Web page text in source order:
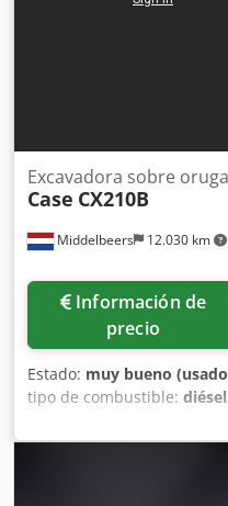
Middelbeers 12.030 km
Excavadora sobre
Case CX210B
Información de
precio
Estado: muy bueno
tipo de combustible: diésel
, Año de
funcionamiento:15.109 h,
En Ndoh Iokr Año del
DCH210R5NCEAH2500